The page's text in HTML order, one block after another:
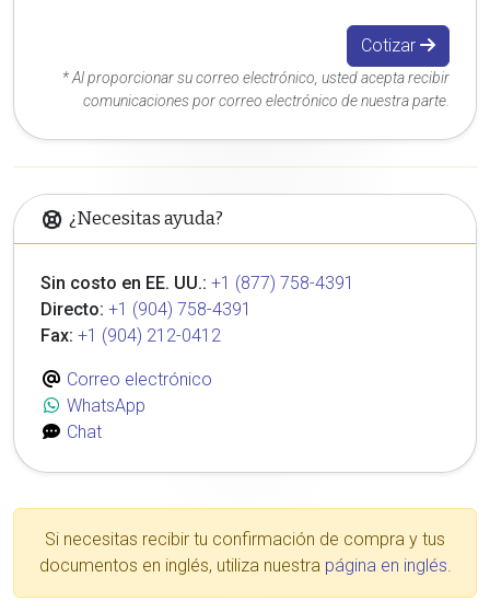
Cotizar
* Al proporcionar su correo electrónico, usted acepta recibir
comunicaciones por correo electrónico de nuestra parte.
¿Necesitas ayuda?
Sin costo en EE. UU.: +1 (877) 758-4391
Directo: +1 (904) 758-4391
Fax: +1 (904) 212-0412
Correo electrónico
WhatsApp
Chat
Si necesitas recibir tu confirmación de compra y tus
documentos en inglés, utiliza nuestra página en inglés.